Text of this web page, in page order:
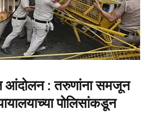
आंदोलन : तरुणांना समजून
पोलिसांकडून